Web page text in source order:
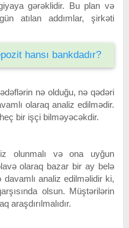
gərəklidir. Bu plan və
atılan addımlar, şirkəti
hansı bankdadır?
nə olduğu, nə qədəri
olaraq analiz edilmədir.
heç bir işçi bilməyəcəkdir.
olunmalı və ona uyğun
olaraq bazar bir ay belə
davamlı analiz edilməlidir ki,
olsun. Müştərilərin
araşdırılmalıdır.